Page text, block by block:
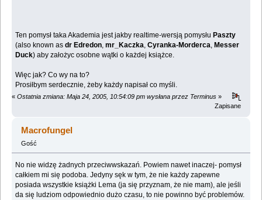
Ten pomysł taka Akademia jest jakby realtime-wersją pomysłu Paszty
(also known asdr Edredon,mr_Kaczka,Cyranka-Morderca, Messer
Duck) aby założyc osobne wątki o każdej książce.
Więc jak? Co wy na to?
Prosiłbym serdecznie, żeby każdy napisał co myśli.
« Ostatnia zmiana: Maja 24, 2005, 10:54:09 pm wysłana przez Terminus »
Zapisane
Macrofungel
Gość
No nie widzę żadnych przeciwwskazań. Powiem nawet inaczej- pomysł
całkiem mi się podoba. Jedyny sęk w tym, że nie każdy zapewne
posiada wszystkie książki Lema (ja się przyznam, że nie mam), ale jeśli
da się ludziom odpowiednio dużo czasu, to nie powinno być problemów.